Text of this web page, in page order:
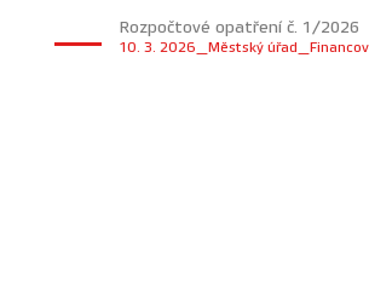
Rozpočtové opatření č. 1/2026
10. 3. 2026_Městský